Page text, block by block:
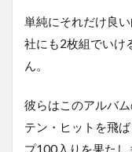
単純にそれだけ良
社にも2枚組でいけ
ん。
彼らはこのアルバ
テン・ヒットを飛
プ100入りを果たし